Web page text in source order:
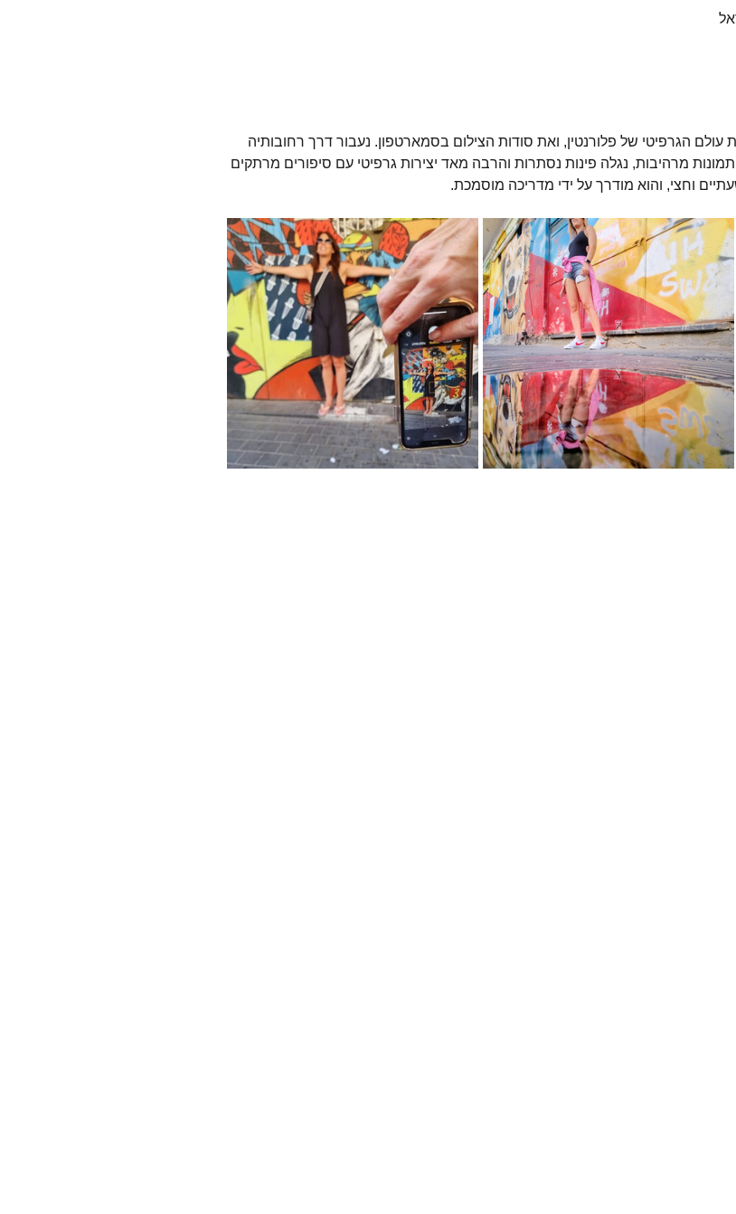
עולם הגרפיטי של פלורנטין, ואת סודות הצילום בסמארטפון. נעבור דרך רחובותיה
מרהיבות, נגלה פינות נסתרות והרבה מאד יצירות גרפיטי עם סיפורים מרתקים
וחצי, והוא מודרך על ידי מדריכה מוסמכת.